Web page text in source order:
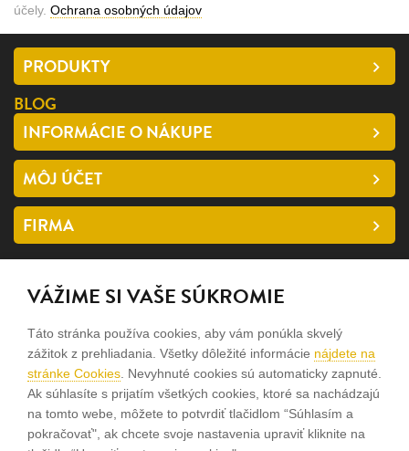
účely. Ochrana osobných údajov
PRODUKTY
BLOG
INFORMÁCIE O NÁKUPE
MÔJ ÚČET
FIRMA
SLEDUJTE NÁS
facebook
instagram
Sme rodinná firma a zameriavame sa na predaj hodiniek a
šperkov od roku 1994.
VÁŽIME SI VAŠE SÚKROMIE
Táto stránka používa cookies, aby vám ponúkla skvelý
zážitok z prehliadania. Všetky dôležité informácie nájdete na
stránke Cookies . Nevyhnuté cookies sú automaticky zapnuté.
Ak súhlasíte s prijatím všetkých cookies, ktoré sa nachádzajú
na tomto webe, môžete to potvrdiť tlačidlom “Súhlasím a
pokračovať", ak chcete svoje nastavenia upraviť kliknite na